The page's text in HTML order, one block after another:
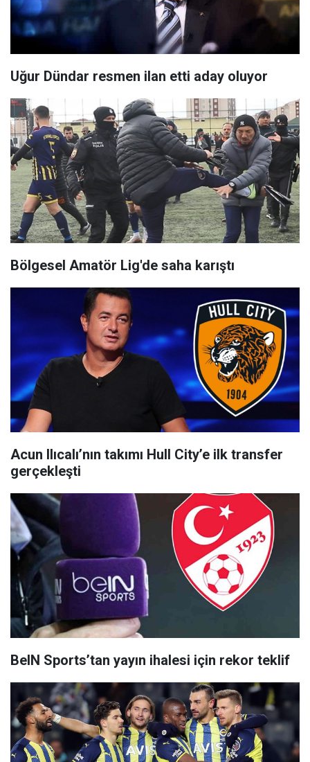
Uğur Dündar resmen ilan etti aday oluyor
Bölgesel Amatör Lig'de saha karıştı
Acun Ilıcalı’nın takımı Hull City’e ilk transfer
gerçekleşti
BeIN Sports’tan yayın ihalesi için rekor teklif